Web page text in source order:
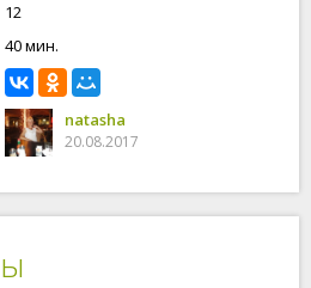
12
40 мин.
natasha
20.08.2017